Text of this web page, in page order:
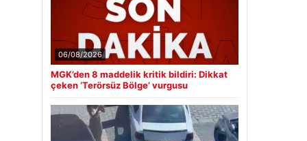
06/08/2026
MGK’den 8 maddelik kritik bildiri: Dikkat
çeken ‘Terörsüz Bölge’ vurgusu